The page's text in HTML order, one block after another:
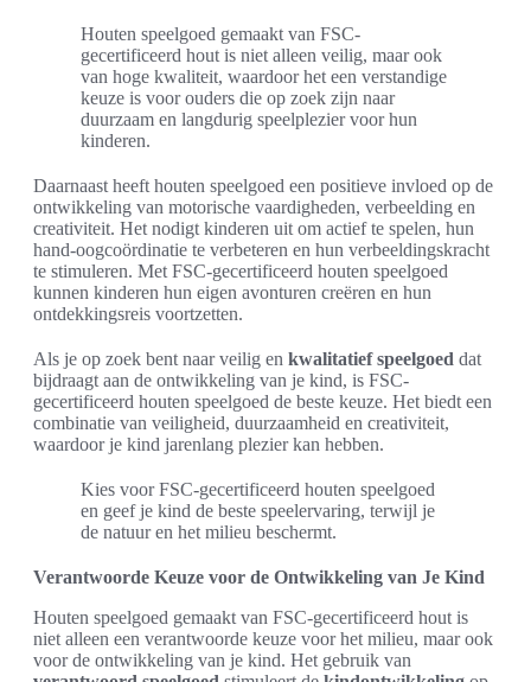
Houten speelgoed gemaakt van FSC-
gecertificeerd hout is niet alleen veilig, maar ook
van hoge kwaliteit, waardoor het een verstandige
keuze is voor ouders die op zoek zijn naar
duurzaam en langdurig speelplezier voor hun
kinderen.
Daarnaast heeft houten speelgoed een positieve invloed op de
ontwikkeling van motorische vaardigheden, verbeelding en
creativiteit. Het nodigt kinderen uit om actief te spelen, hun
hand-oogcoördinatie te verbeteren en hun verbeeldingskracht
te stimuleren. Met FSC-gecertificeerd houten speelgoed
kunnen kinderen hun eigen avonturen creëren en hun
ontdekkingsreis voortzetten.
Als je op zoek bent naar veilig en kwalitatief speelgoed dat
bijdraagt aan de ontwikkeling van je kind, is FSC-
gecertificeerd houten speelgoed de beste keuze. Het biedt een
combinatie van veiligheid, duurzaamheid en creativiteit,
waardoor je kind jarenlang plezier kan hebben.
Kies voor FSC-gecertificeerd houten speelgoed
en geef je kind de beste speelervaring, terwijl je
de natuur en het milieu beschermt.
Verantwoorde Keuze voor de Ontwikkeling van Je Kind
Houten speelgoed gemaakt van FSC-gecertificeerd hout is
niet alleen een verantwoorde keuze voor het milieu, maar ook
voor de ontwikkeling van je kind. Het gebruik van